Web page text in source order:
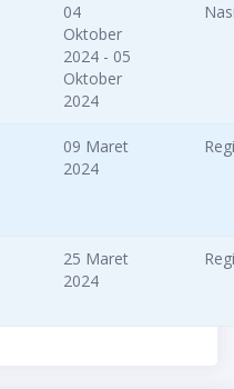
04
Oktober
2024 - 05
Oktober
2024
09 Maret
2024
25 Maret
2024